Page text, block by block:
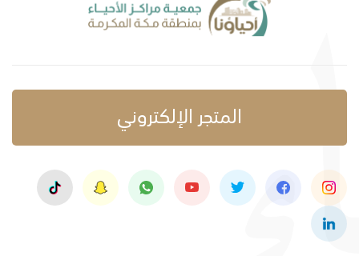
المتجر الإلكتروني